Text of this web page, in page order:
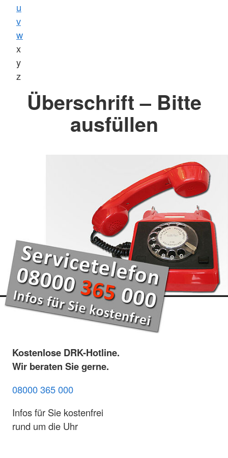
u
v
w
x
y
z
Überschrift – Bitte
ausfüllen
Kostenlose DRK-Hotline.
Wir beraten Sie gerne.
08000 365 000
Infos für Sie kostenfrei
rund um die Uhr